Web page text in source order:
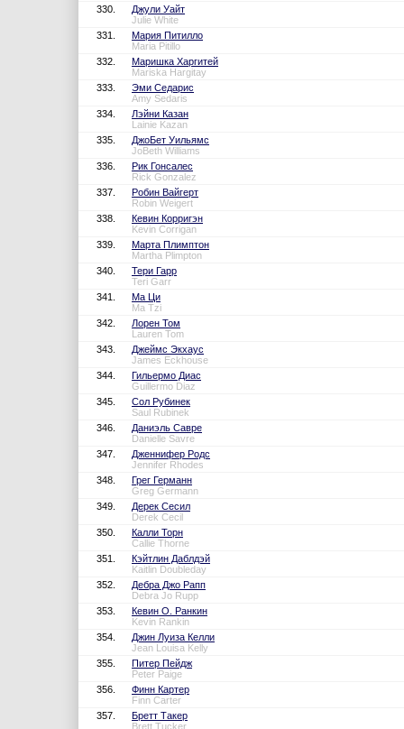
330.
Джули Уайт
Julie White
331.
Мария Питилло
Maria Pitillo
332.
Маришка Харгитей
Mariska Hargitay
333.
Эми Седарис
Amy Sedaris
334.
Лэйни Казан
Lainie Kazan
335.
ДжоБет Уильямс
JoBeth Williams
336.
Рик Гонсалес
Rick Gonzalez
337.
Робин Вайгерт
Robin Weigert
338.
Кевин Корригэн
Kevin Corrigan
339.
Марта Плимптон
Martha Plimpton
340.
Тери Гарр
Teri Garr
341.
Ма Ци
Ma Tzi
342.
Лорен Том
Lauren Tom
343.
Джеймс Экхаус
James Eckhouse
344.
Гильермо Диас
Guillermo Diaz
345.
Сол Рубинек
Saul Rubinek
346.
Даниэль Савре
Danielle Savre
347.
Дженнифер Родс
Jennifer Rhodes
348.
Грег Германн
Greg Germann
349.
Дерек Сесил
Derek Cecil
350.
Калли Торн
Callie Thorne
351.
Кэйтлин Даблдэй
Kaitlin Doubleday
352.
Дебра Джо Рапп
Debra Jo Rupp
353.
Кевин О. Ранкин
Kevin Rankin
354.
Джин Луиза Келли
Jean Louisa Kelly
355.
Питер Пейдж
Peter Paige
356.
Финн Картер
Finn Carter
357.
Бретт Такер
Brett Tucker